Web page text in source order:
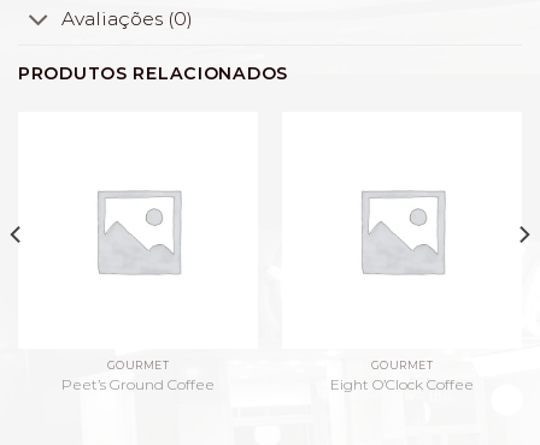
Avaliações (0)
PRODUTOS RELACIONADOS
GOURMET
Peet’s Ground Coffee
GOURMET
Eight O’Clock Coffee